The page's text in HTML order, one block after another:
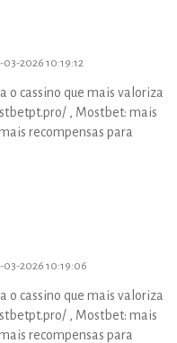
03-2026 10:19:12
o cassino que mais valoriza
, Mostbet: mais
recompensas para
03-2026 10:19:06
o cassino que mais valoriza
, Mostbet: mais
recompensas para